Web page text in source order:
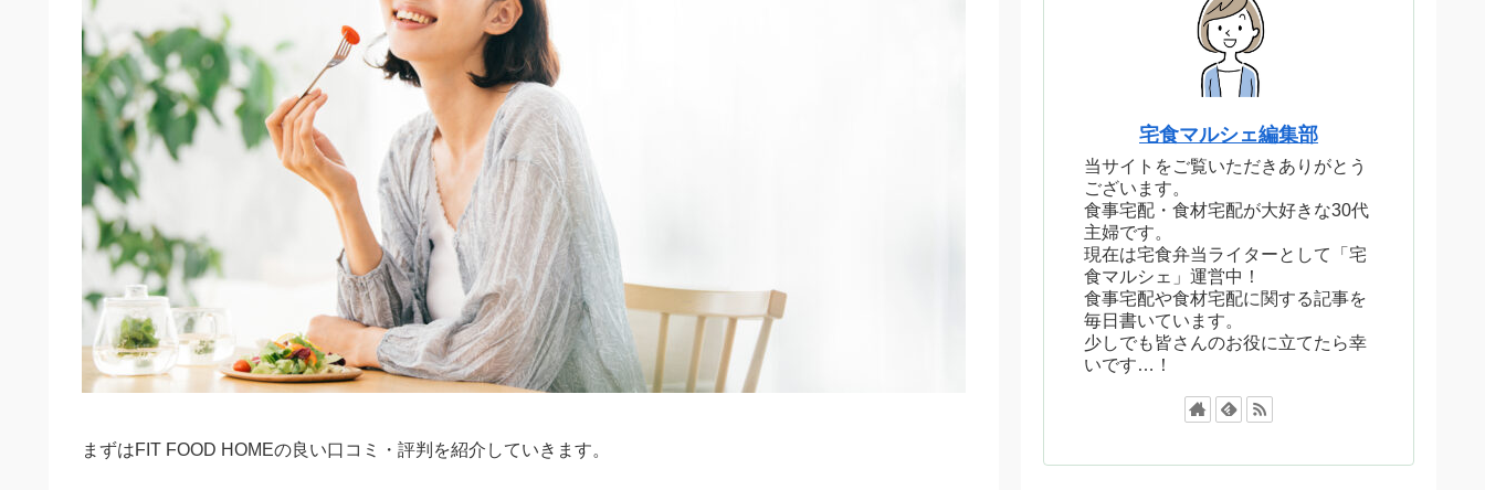
まずはFIT FOOD HOMEの良い口コミ・評判を紹介していきます。
宅食マルシェ編集部
当サイトをご覧いただきありがとう
ございます。
食事宅配・食材宅配が大好きな30代
主婦です。
現在は宅食弁当ライターとして「宅
食マルシェ」運営中！
食事宅配や食材宅配に関する記事を
毎日書いています。
少しでも皆さんのお役に立てたら幸
いです…！